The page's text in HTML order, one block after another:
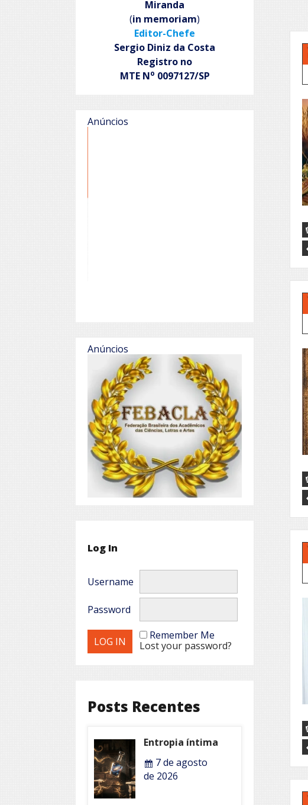
Miranda
(in memoriam)
Editor-Chefe
Sergio Diniz da Costa
Registro no
MTE No 0097127/SP
Anúncios
Anúncios
Log In
Username
Password
Remember Me
Lost your password?
Posts Recentes
Entropia íntima
7 de agosto
de 2026